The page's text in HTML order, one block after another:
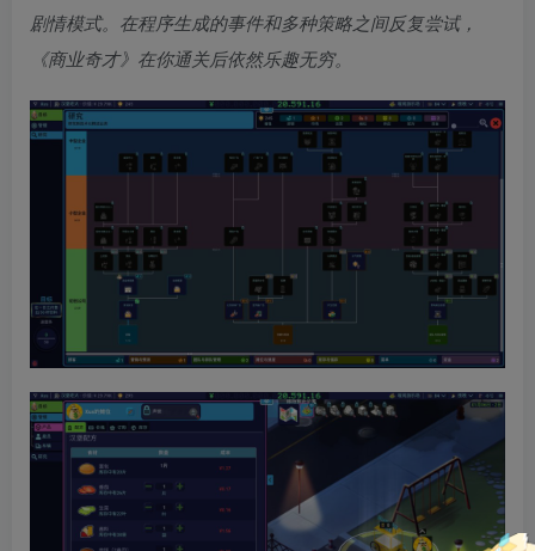
剧情模式。在程序生成的事件和多种策略之间反复尝试，
《商业奇才》在你通关后依然乐趣无穷。